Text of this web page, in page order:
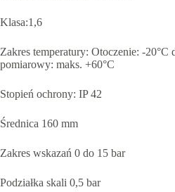
Klasa:1,6
Zakres temperatury: Otoczenie: -20°C
pomiarowy: maks. +60°C
Stopień ochrony: IP 42
Średnica 160 mm
Zakres wskazań 0 do 15 bar
Podziałka skali 0,5 bar